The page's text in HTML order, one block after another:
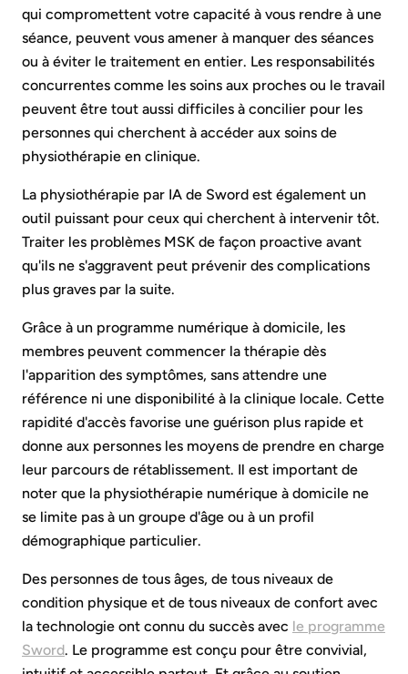
qui compromettent votre capacité à vous rendre à une
séance, peuvent vous amener à manquer des séances
ou à éviter le traitement en entier. Les responsabilités
concurrentes comme les soins aux proches ou le travail
peuvent être tout aussi difficiles à concilier pour les
personnes qui cherchent à accéder aux soins de
physiothérapie en clinique.
La physiothérapie par IA de Sword est également un
outil puissant pour ceux qui cherchent à intervenir tôt.
Traiter les problèmes MSK de façon proactive avant
qu'ils ne s'aggravent peut prévenir des complications
plus graves par la suite.
Grâce à un programme numérique à domicile, les
membres peuvent commencer la thérapie dès
l'apparition des symptômes, sans attendre une
référence ni une disponibilité à la clinique locale. Cette
rapidité d'accès favorise une guérison plus rapide et
donne aux personnes les moyens de prendre en charge
leur parcours de rétablissement. Il est important de
noter que la physiothérapie numérique à domicile ne
se limite pas à un groupe d'âge ou à un profil
démographique particulier.
Des personnes de tous âges, de tous niveaux de
condition physique et de tous niveaux de confort avec
la technologie ont connu du succès avec le programme
Sword. Le programme est conçu pour être convivial,